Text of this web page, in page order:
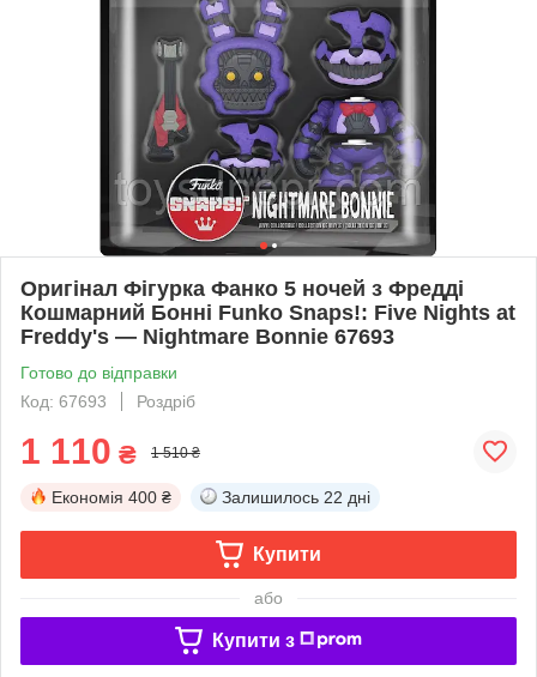
Оригінал Фігурка Фанко 5 ночей з Фредді
Кошмарний Бонні Funko Snaps!: Five Nights at
Freddy's — Nightmare Bonnie 67693
Готово до відправки
Код: 67693
Роздріб
1 110 ₴ 1 510 ₴
Економія 400 ₴ Залишилось 22 дні
Купити
або
Купити з